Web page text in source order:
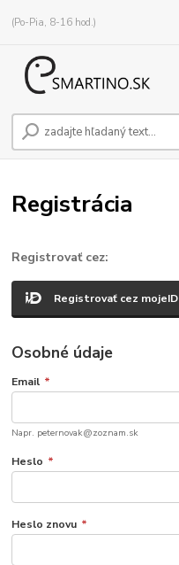
(Po-Pia, 8-16 hod.)
Registrácia
Registrovať cez:
Registrovať cez mojeID
Osobné údaje
Email *
Napr. peternovak@zoznam.sk
Heslo *
Heslo znovu *